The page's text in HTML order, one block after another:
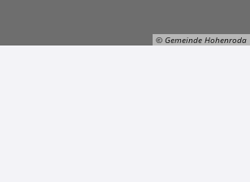
© Gemeinde Hohenroda